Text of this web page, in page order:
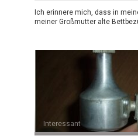
Ich erinnere mich, dass in
meiner Großmutter alte
Interessant